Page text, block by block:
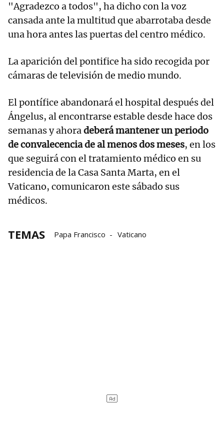
"Agradezco a todos", ha dicho con la voz
cansada ante la multitud que abarrotaba desde
una hora antes las puertas del centro médico.
La aparición del pontifice ha sido recogida por
cámaras de televisión de medio mundo.
El pontífice abandonará el hospital después del
Ángelus, al encontrarse estable desde hace dos
semanas y ahoradeberá mantener un periodo
de convalecencia de al menos dos meses, en los
que seguirá con el tratamiento médico en su
residencia de la Casa Santa Marta, en el
Vaticano, comunicaron este sábado sus
médicos.
TEMAS Papa Francisco Vaticano